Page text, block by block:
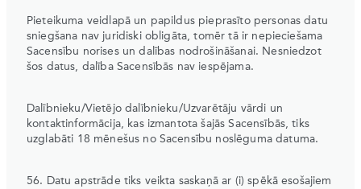
Pieteikuma veidlapā un papildus pieprasīto personas datu
sniegšana nav juridiski obligāta, tomēr tā ir nepieciešama
Sacensību norises un dalības nodrošināšanai. Nesniedzot
šos datus, dalība Sacensībās nav iespējama.
Dalībnieku/Vietējo dalībnieku/Uzvarētāju vārdi un
kontaktinformācija, kas izmantota šajās Sacensībās, tiks
uzglabāti 18 mēnešus no Sacensību noslēguma datuma.
56. Datu apstrāde tiks veikta saskaņā ar (i) spēkā esošajiem